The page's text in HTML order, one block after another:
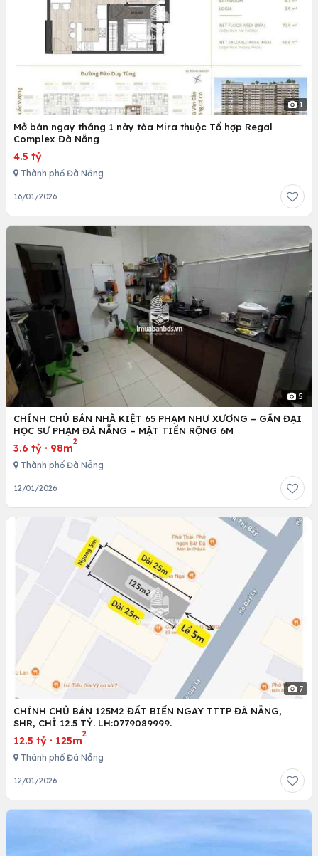
1
Mở bán ngay tháng 1 này tòa Mira thuộc Tổ hợp Regal
Complex Đà Nẵng
4.5 tỷ
Thành phố Đà Nẵng
16/01/2026
5
CHÍNH CHỦ BÁN NHÀ KIỆT 65 PHẠM NHƯ XƯƠNG – GẦN ĐẠI
HỌC SƯ PHẠM ĐÀ NẴNG – MẶT TIỀN RỘNG 6M
3.6 tỷ · 98m
2
Thành phố Đà Nẵng
12/01/2026
7
CHÍNH CHỦ BÁN 125M2 ĐẤT BIỂN NGAY TTTP ĐÀ NẴNG,
SHR, CHỈ 12.5 TỶ. LH:0779089999.
12.5 tỷ · 125m
2
Thành phố Đà Nẵng
12/01/2026